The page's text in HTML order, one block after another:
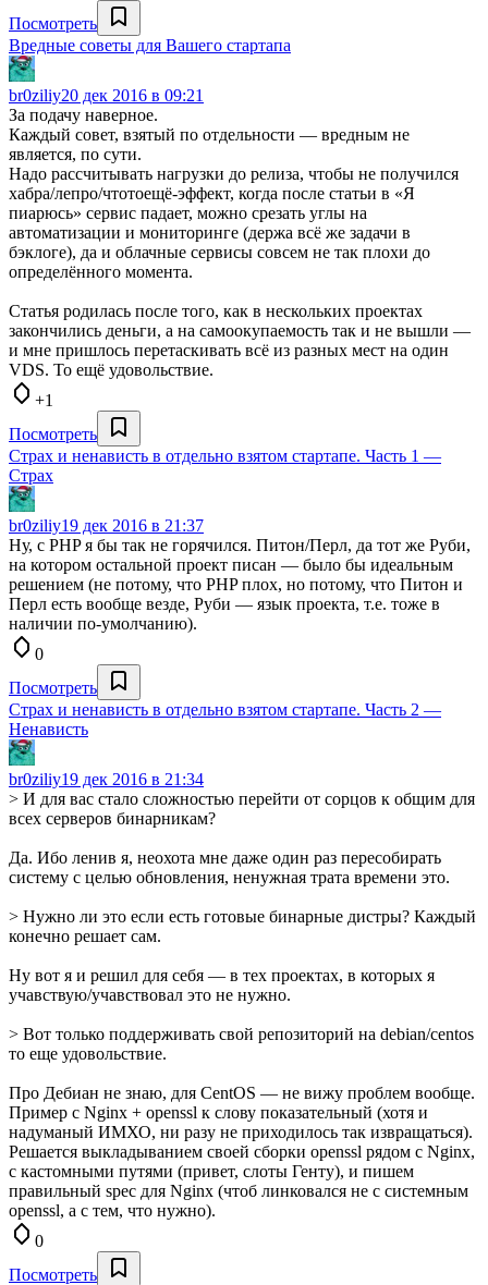
Посмотреть
Вредные советы для Вашего стартапа
br0ziliy20 дек 2016 в 09:21
За подачу наверное.
Каждый совет, взятый по отдельности — вредным не
является, по сути.
Надо рассчитывать нагрузки до релиза, чтобы не получился
хабра/лепро/чтотоещё-эффект, когда после статьи в «Я
пиарюсь» сервис падает, можно срезать углы на
автоматизации и мониторинге (держа всё же задачи в
бэклоге), да и облачные сервисы совсем не так плохи до
определённого момента.
Статья родилась после того, как в нескольких проектах
закончились деньги, а на самоокупаемость так и не вышли —
и мне пришлось перетаскивать всё из разных мест на один
VDS. То ещё удовольствие.
+1
Посмотреть
Страх и ненависть в отдельно взятом стартапе. Часть 1 —
Cтрах
br0ziliy19 дек 2016 в 21:37
Ну, с PHP я бы так не горячился. Питон/Перл, да тот же Руби,
на котором остальной проект писан — было бы идеальным
решением (не потому, что PHP плох, но потому, что Питон и
Перл есть вообще везде, Руби — язык проекта, т.е. тоже в
наличии по-умолчанию).
0
Посмотреть
Страх и ненависть в отдельно взятом стартапе. Часть 2 —
Ненависть
br0ziliy19 дек 2016 в 21:34
> И для вас стало сложностью перейти от сорцов к общим для
всех серверов бинарникам?
Да. Ибо ленив я, неохота мне даже один раз пересобирать
систему с целью обновления, ненужная трата времени это.
> Нужно ли это если есть готовые бинарные дистры? Каждый
конечно решает сам.
Ну вот я и решил для себя — в тех проектах, в которых я
учавствую/учавствовал это не нужно.
> Вот только поддерживать свой репозиторий на debian/centos
то еще удовольствие.
Про Дебиан не знаю, для CentOS — не вижу проблем вообще.
Пример с Nginx + openssl к слову показательный (хотя и
надуманый ИМХО, ни разу не приходилось так извращаться).
Решается выкладыванием своей сборки openssl рядом с Nginx,
с кастомными путями (привет, слоты Генту), и пишем
правильный spec для Nginx (чтоб линковался не с системным
openssl, а с тем, что нужно).
0
Посмотреть